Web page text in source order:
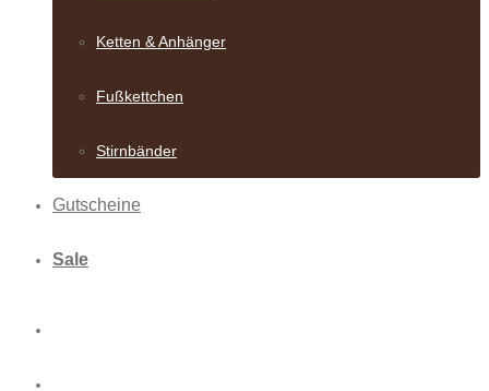
Ketten & Anhänger
Fußkettchen
Stirnbänder
Gutscheine
Sale